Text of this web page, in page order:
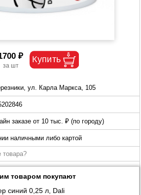
₽
ул. Карла Маркса, 105
заказе от 10 тыс. ₽ (по городу)
наличными либо картой
товара?
товаром покупают
синий 0,25 л, Dali